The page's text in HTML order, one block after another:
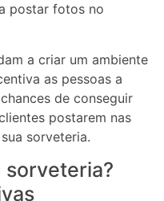
postar fotos no
a criar um ambiente
as pessoas a
de conseguir
postarem nas
sorveteria.
sorveteria?